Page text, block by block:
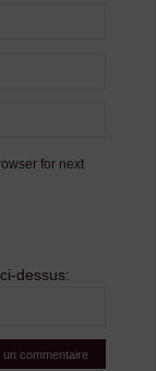
for next
dessus: